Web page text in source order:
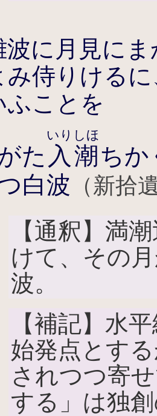
波に月見に
み侍りける
ふことを
た 入潮
いりしほ
ちか
白波 （新拾
【通釈】満
けて、その
波。
【補記】水
始発点とす
されつつ寄
する」は独